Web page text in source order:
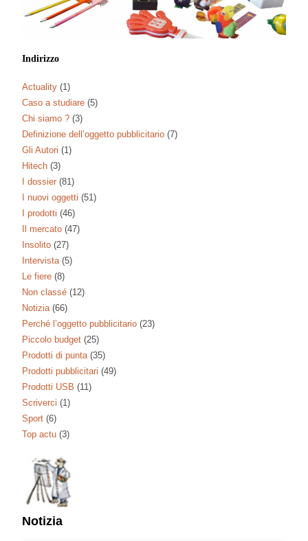
Indirizzo
Actuality (1)
Caso a studiare (5)
Chi siamo ? (3)
Definizione dell’oggetto pubblicitario (7)
Gli Autori (1)
Hitech (3)
I dossier (81)
I nuovi oggetti (51)
I prodotti (46)
Il mercato (47)
Insolito (27)
Intervista (5)
Le fiere (8)
Non classé (12)
Notizia (66)
Perché l’oggetto pubblicitario (23)
Piccolo budget (25)
Prodotti di punta (35)
Prodotti pubblicitari (49)
Prodotti USB (11)
Scriverci (1)
Sport (6)
Top actu (3)
Notizia